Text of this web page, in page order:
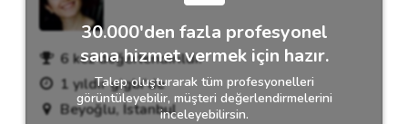
6 kez değerlendirildi.
1 yıldır gigbi'de
Beyoğlu, İstanbul
30.000'den fazla profesyonel
sana hizmet vermek için hazır.
Talep oluşturarak tüm profesyonelleri
görüntüleyebilir, müşteri değerlendirmelerini
inceleyebilirsin.